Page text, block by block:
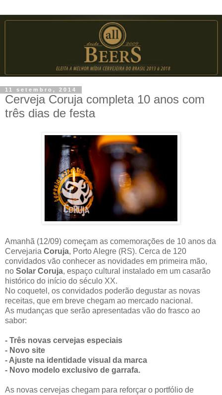
11 setembro, 2014
Cerveja Coruja completa 10 anos com
três dias de festa
Amanhã (12/09) começam as comemorações de 10 anos da
Cervejaria Coruja, Porto Alegre (RS). Cerca de 120
convidados vão conhecer as novidades em primeira mão,
no Solar Coruja, espaço cultural instalado em um casarão
histórico do início do século XX.
No coquetel, os convidados poderão degustar as novas
receitas, que em breve chegam ao mercado nacional.
As mudanças que serão apresentadas vão do frasco ao
sabor:
- Três novas cervejas especiais
- Novo site
- Ajuste na identidade visual da marca
- Novo modelo exclusivo de garrafa.
As novas cervejas chegam para reforçar o portfólio de